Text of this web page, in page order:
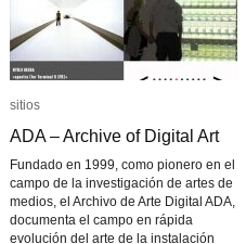
sitios
ADA – Archive of Digital Art
Fundado en 1999, como pionero en el
campo de la investigación de artes de
medios, el Archivo de Arte Digital ADA,
documenta el campo en rápida
evolución del arte de la instalación
sitios
ADA – Archive of Digital Art